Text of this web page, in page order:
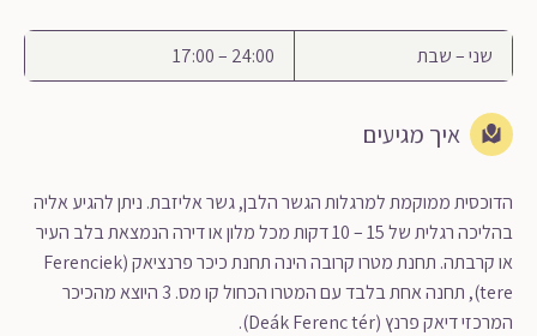
שני – שבת 24:00 – 17:00
איך מגיעים
הדוכסית ממוקמת למרגלות הגשר הלבן, גשר אליזבת. ניתן להגיע אליה
בהליכה רגלית של 15 – 10 דקות מכל מלון או דירה הנמצאת בלב העיר
או קרבתה. תחנת מטרו קרובה הינה תחנת כיכר פרנציאק (Ferenciek
tere), תחנה אחת בלבד עם המטרו הכחול קו מס. 3 היוצא מהכיכר
המרכזי דיאק פרנץ (Deák Ferenc tér).